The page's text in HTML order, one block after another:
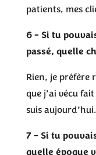
patients, mes
6 – Si tu
passé, quelle
Rien, je préfère
que j’ai vécu
suis aujourd’hui.
7 – Si tu
quelle époque